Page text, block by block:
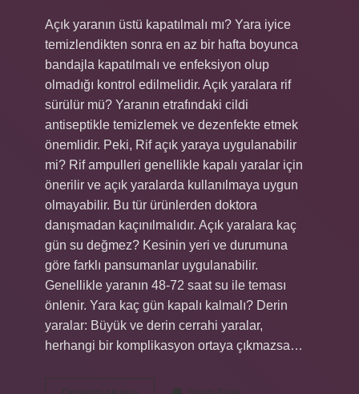
Açık yaranın üstü kapatılmalı mı? Yara iyice
temizlendikten sonra en az bir hafta boyunca
bandajla kapatılmalı ve enfeksiyon olup
olmadığı kontrol edilmelidir. Açık yaralara rif
sürülür mü? Yaranın etrafındaki cildi
antiseptikle temizlemek ve dezenfekte etmek
önemlidir. Peki, Rif açık yaraya uygulanabilir
mi? Rif ampulleri genellikle kapalı yaralar için
önerilir ve açık yaralarda kullanılmaya uygun
olmayabilir. Bu tür ürünlerden doktora
danışmadan kaçınılmalıdır. Açık yaralara kaç
gün su değmez? Kesinin yeri ve durumuna
göre farklı pansumanlar uygulanabilir.
Genellikle yaranın 48-72 saat su ile teması
önlenir. Yara kaç gün kapalı kalmalı? Derin
yaralar: Büyük ve derin cerrahi yaralar,
herhangi bir komplikasyon ortaya çıkmazsa…